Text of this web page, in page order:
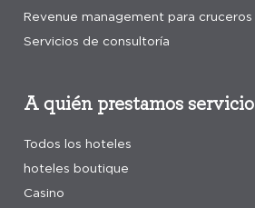
Revenue management para cruceros
Servicios de consultoría
A quién prestamos servicio
Todos los hoteles
hoteles boutique
Casino